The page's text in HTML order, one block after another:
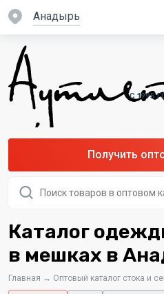
Анадырь
C 1995
Получить
товаров
Каталог
в мешках в
Главная → Оптовый каталог стока и